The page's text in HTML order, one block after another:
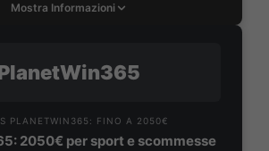
Mostra Informazioni
PLANETWIN365: FINO A 2050€
2050€ per sport e scommesse